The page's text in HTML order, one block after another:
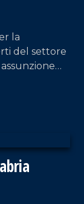
la
del settore